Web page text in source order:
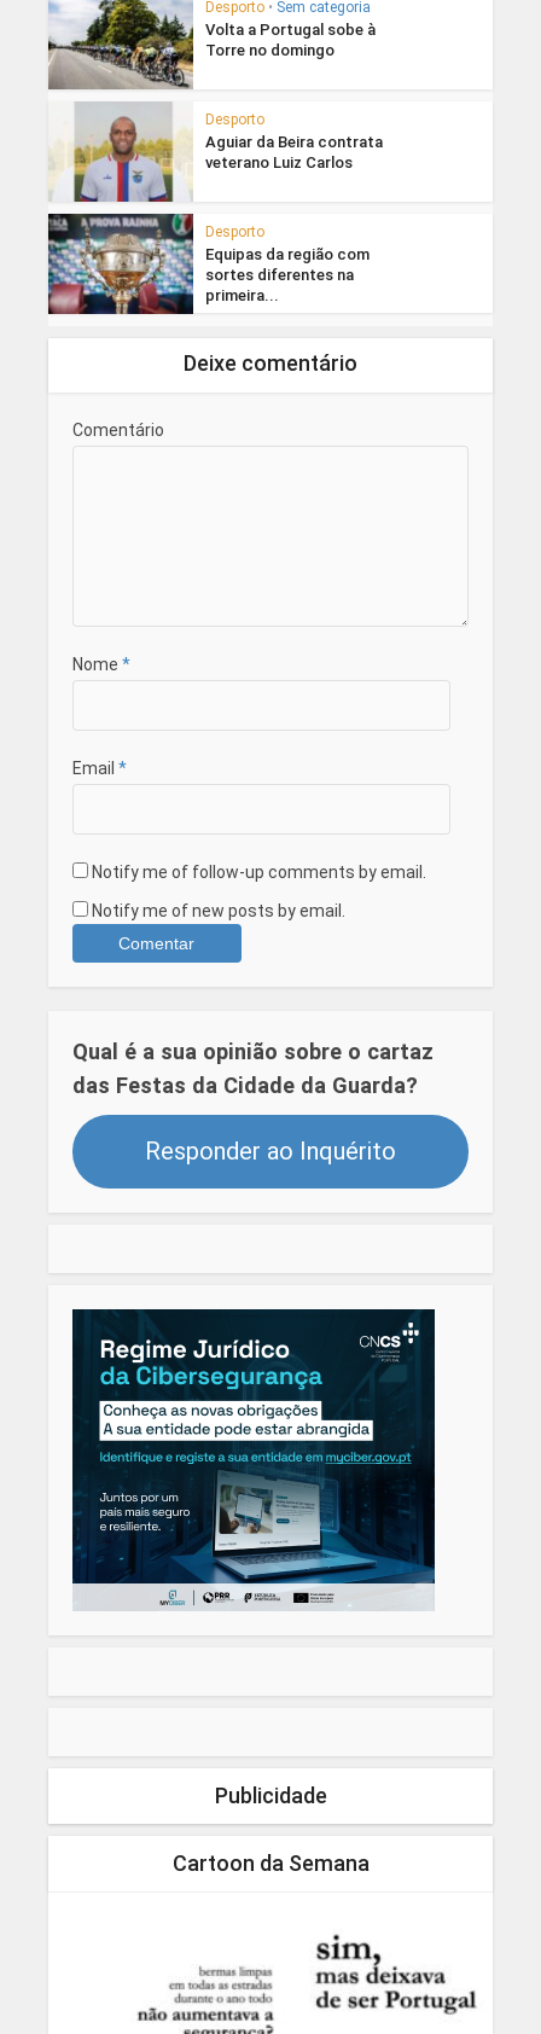
Desporto • Sem categoria
Volta a Portugal sobe à
Torre no domingo
Desporto
Aguiar da Beira contrata
veterano Luiz Carlos
Desporto
Equipas da região com
sortes diferentes na
primeira...
Deixe comentário
Comentário
Nome *
Email *
Notify me of follow-up comments by email.
Notify me of new posts by email.
Qual é a sua opinião sobre o cartaz
das Festas da Cidade da Guarda?
Responder ao Inquérito
Publicidade
Cartoon da Semana